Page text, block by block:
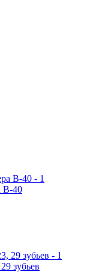
B-40
зубьев